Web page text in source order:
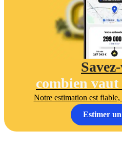
combien
Notre estimation est fiable,
Estimer